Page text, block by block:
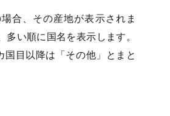
合、その産地が表示されま
い順に国名を表示します。
目以降は「その他」とまと